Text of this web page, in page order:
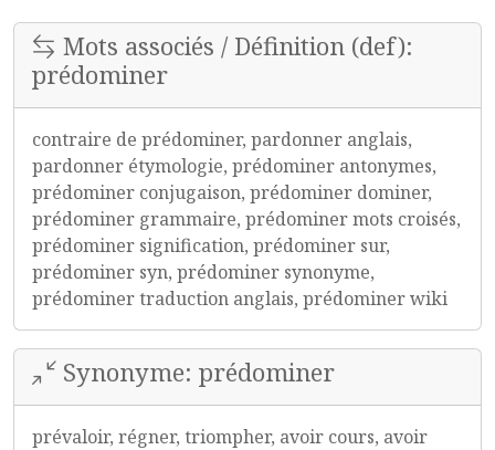
Mots associés / Définition (def):
prédominer
contraire de prédominer, pardonner anglais,
pardonner étymologie, prédominer antonymes,
prédominer conjugaison, prédominer dominer,
prédominer grammaire, prédominer mots croisés,
prédominer signification, prédominer sur,
prédominer syn, prédominer synonyme,
prédominer traduction anglais, prédominer wiki
Synonyme: prédominer
prévaloir, régner, triompher, avoir cours, avoir